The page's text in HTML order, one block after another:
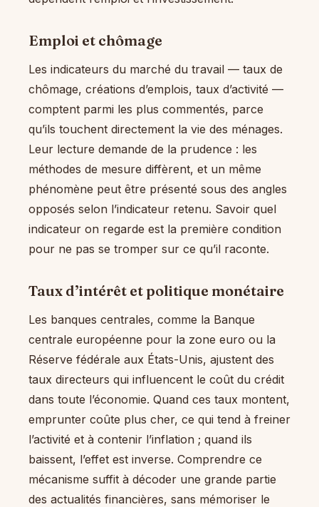
Emploi et chômage
Les indicateurs du marché du travail — taux de
chômage, créations d’emplois, taux d’activité —
comptent parmi les plus commentés, parce
qu’ils touchent directement la vie des ménages.
Leur lecture demande de la prudence : les
méthodes de mesure diffèrent, et un même
phénomène peut être présenté sous des angles
opposés selon l’indicateur retenu. Savoir quel
indicateur on regarde est la première condition
pour ne pas se tromper sur ce qu’il raconte.
Taux d’intérêt et politique monétaire
Les banques centrales, comme la Banque
centrale européenne pour la zone euro ou la
Réserve fédérale aux États-Unis, ajustent des
taux directeurs qui influencent le coût du crédit
dans toute l’économie. Quand ces taux montent,
emprunter coûte plus cher, ce qui tend à freiner
l’activité et à contenir l’inflation ; quand ils
baissent, l’effet est inverse. Comprendre ce
mécanisme suffit à décoder une grande partie
des actualités financières, sans mémoriser le